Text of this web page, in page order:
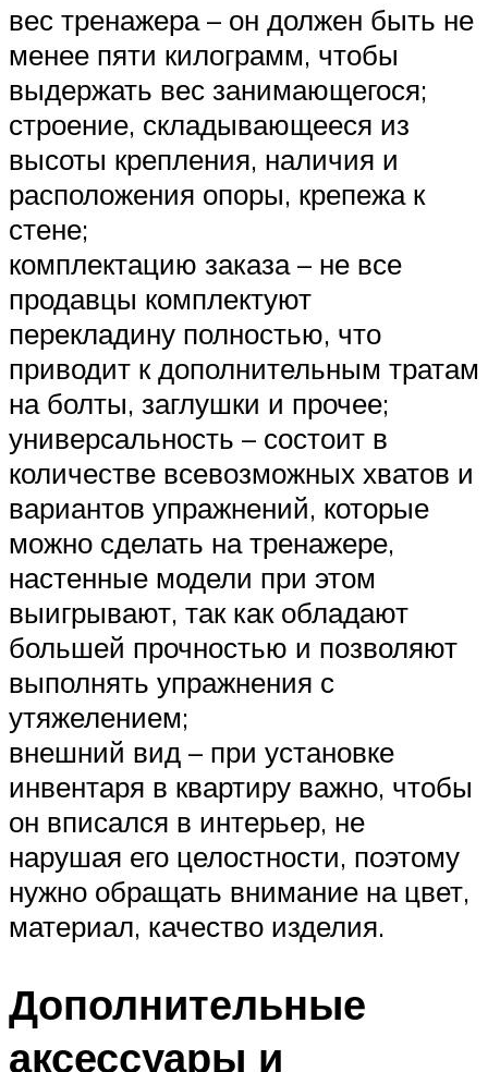
вес тренажера – он должен быть не
менее пяти килограмм, чтобы
выдержать вес занимающегося;
строение, складывающееся из
высоты крепления, наличия и
расположения опоры, крепежа к
стене;
комплектацию заказа – не все
продавцы комплектуют
перекладину полностью, что
приводит к дополнительным тратам
на болты, заглушки и прочее;
универсальность – состоит в
количестве всевозможных хватов и
вариантов упражнений, которые
можно сделать на тренажере,
настенные модели при этом
выигрывают, так как обладают
большей прочностью и позволяют
выполнять упражнения с
утяжелением;
внешний вид – при установке
инвентаря в квартиру важно, чтобы
он вписался в интерьер, не
нарушая его целостности, поэтому
нужно обращать внимание на цвет,
материал, качество изделия.
Дополнительные
аксессуары и